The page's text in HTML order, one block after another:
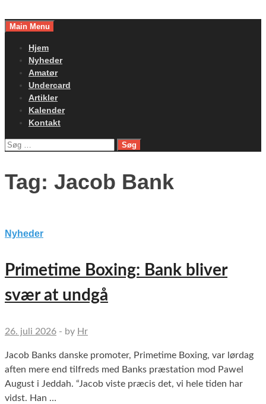
toMain Menu
Hjem
Nyheder
Amatør
Undercard
Artikler
Kalender
Kontakt
Søg
Tag: Jacob Bank
Nyheder
Primetime Boxing: Bank bliver
svær at undgå
26. juli 2026 - by Hr
Jacob Banks danske promoter, Primetime Boxing, var lørdag
aften mere end tilfreds med Banks præstation mod Pawel
August i Jeddah. “Jacob viste præcis det, vi hele tiden har
vidst. Han …